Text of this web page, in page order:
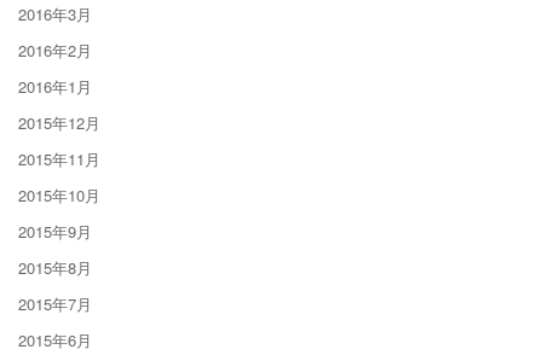
2016年3月
2016年2月
2016年1月
2015年12月
2015年11月
2015年10月
2015年9月
2015年8月
2015年7月
2015年6月